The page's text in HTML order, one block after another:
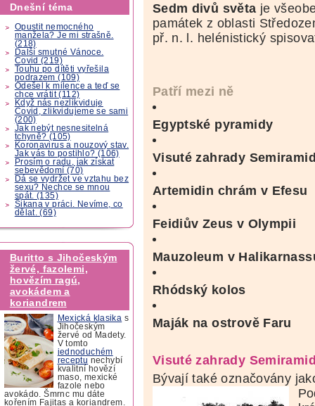
Dnešní téma
Opustit nemocného
manžela? Je mi strašně.
(218)
Další smutné Vánoce.
Covid (219)
Touhu po dítěti vyřešila
podrazem (109)
Odešel k milence a teď se
chce vrátit (112)
Když nás nezlikviduje
Covid, zlikvidujeme se sami
(200)
Jak nebýt nesnesitelná
tchyně? (105)
Koronavirus a nouzový stav.
Jak vás to postihlo? (106)
Prosím o radu, jak získat
sebevědomí (70)
Dá se vydržet ve vztahu bez
sexu? Nechce se mnou
spát. (135)
Šikana v práci. Nevíme, co
dělat. (69)
Buritto s Jihočeským
žervé, fazolemi,
hovězím ragú,
avokádem a
koriandrem
Mexická klasika s
Jihočeským
žervé od Madety.
V tomto
jednoduchém
receptu nechybí
kvalitní hovězí
maso, mexické
fazole nebo
avokádo. Šmrnc mu dáte
kořením Fajitas a koriandrem.
Sedm divů světa je
památek z oblasti
př. n. l. helénistický
Patří mezi ně
Egyptské pyramidy
Visuté zahrady
Artemidin chrám v Efesu
Feidiův Zeus v Olympii
Mauzoleum v
Rhódský kolos
Maják na ostrově Faru
Visuté zahrady
Bývají také označovány